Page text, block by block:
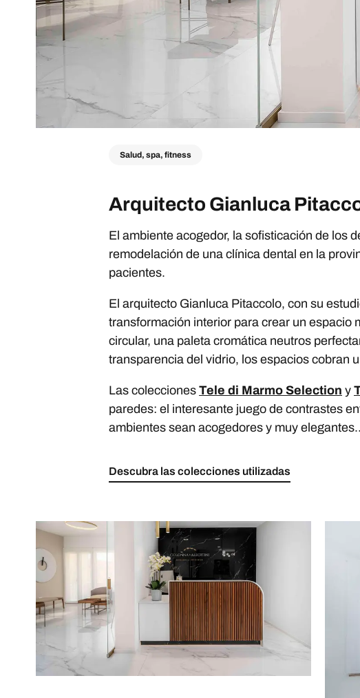
Salud, spa, fitness
Arquitecto Gianluca
El ambiente acogedor, la sofisticación de los
remodelación de una clínica dental en la
pacientes.
El arquitecto Gianluca Pitaccolo, con su
transformación interior para crear un espacio
circular, una paleta cromática neutros
transparencia del vidrio, los espacios cobran
Las colecciones Tele di Marmo Selection y
paredes: el interesante juego de contrastes
ambientes sean acogedores y muy elegantes..
Descubra las colecciones utilizadas